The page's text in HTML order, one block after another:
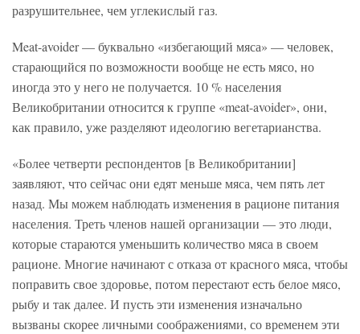
разрушительнее, чем углекислый газ.
Meat-avoider — буквально «избегающий мяса» — человек,
старающийся по возможности вообще не есть мясо, но
иногда это у него не получается. 10 % населения
Великобритании относится к группе «meat-avoider», они,
как правило, уже разделяют идеологию вегетарианства.
«Более четверти респондентов [в Великобритании]
заявляют, что сейчас они едят меньше мяса, чем пять лет
назад. Мы можем наблюдать изменения в рационе питания
населения. Треть членов нашей организации — это люди,
которые стараются уменьшить количество мяса в своем
рационе. Многие начинают с отказа от красного мяса, чтобы
поправить свое здоровье, потом перестают есть белое мясо,
рыбу и так далее. И пусть эти изменения изначально
вызваны скорее личными соображениями, со временем эти